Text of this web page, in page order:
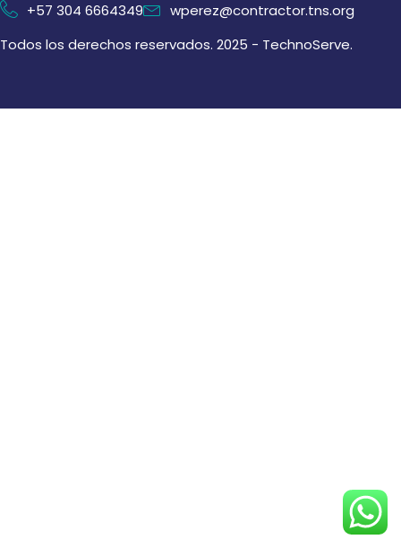
+57 304 6664349
wperez@contractor.tns.org
Todos los derechos reservados. 2025 - TechnoServe.